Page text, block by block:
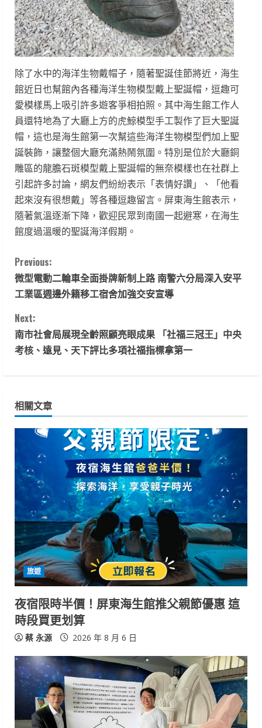
除了水中的海洋生物戴帽子，隨著聖誕佳節將近，海生
館近日也幫館內各種海洋生物模型戴上聖誕帽，逗趣可
愛模樣馬上吸引許多遊客爭相拍照。其中海生館工作人
員還特地為了大廳上方的虎鯨模型手工製作了巨大聖誕
帽，這也是海生館第一次幫這些海洋生物模型們加上聖
誕裝飾，讓整個大廳充滿熱鬧氛圍。特別是位於大廳銅
雕區的龍膽石斑模型戴上聖誕帽的無奈模樣也在社群上
引起許多討論，網友們紛紛表示「表情好讚」、「他看
起來沒有很想戴」等各種逗趣留言。屏東海生館表示，
隨著氣溫逐漸下降，歡迎民眾到南國一起避寒，在海生
館度過溫暖的聖誕海洋假期。
C
o
n
t
u
R
e
a
d
i
n
g
Previous:
微型電動二輪車全面掛牌新制上路 南警六分局深入安平
工業區週邊外籍移工宿舍加強交安宣導
Next:
南市社會局展現全齡照顧亮眼成果 「社福三冠王」中央
考核、遠見、天下評比多項社福指標拿第一
相關文章
旅遊
夜宿限時半價！屏東海生館推父親節優惠 這
時段買更划算
蔡 永源 2026 年 8 月 6 日